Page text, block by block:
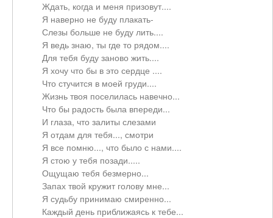
Ждать, когда и меня призовут....
Я наверно не буду плакать-
Слезы больше не буду лить....
Я ведь знаю, ты где то рядом....
Для тебя буду заново жить....
Я хочу что бы в это сердце ....
Что стучится в моей груди....
Жизнь твоя поселилась навечно...
Что бы радость была впереди...
И глаза, что залиты слезами
Я отдам для тебя..., смотри
Я все помню..., что было с нами....
Я стою у тебя позади.....
Ощущаю тебя безмерно...
Запах твой кружит голову мне...
Я судьбу принимаю смиренно...
Каждый день приближаясь к тебе...